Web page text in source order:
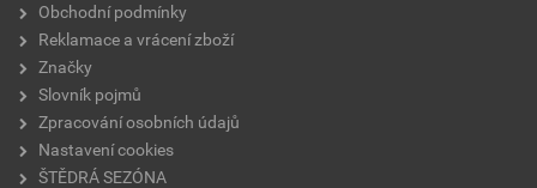
Obchodní podmínky
Reklamace a vrácení zboží
Značky
Slovník pojmů
Zpracování osobních údajů
Nastavení cookies
ŠTĚDRÁ SEZÓNA